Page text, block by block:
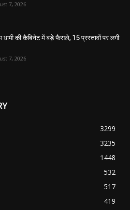
7, 2026
धामी की कैबिनेट में बड़े फैसले, 15 प्रस्तावों पर लगी
7, 2026
3299
3235
1448
532
517
419